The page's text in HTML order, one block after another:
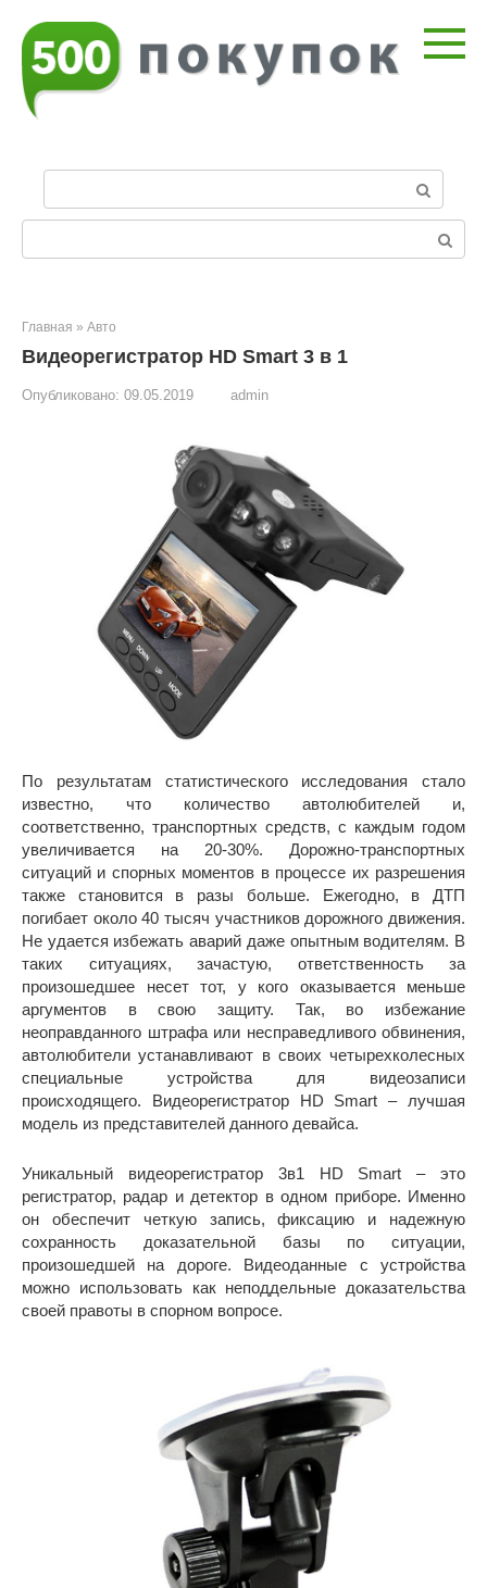
контенту
о
и
Главная » Авто
Видеорегистратор HD Smart 3 в 1
Опубликовано: 09.05.2019 admin
По результатам статистического исследования стало
известно, что количество автолюбителей и,
соответственно, транспортных средств, с каждым годом
увеличивается на 20-30%. Дорожно-транспортных
ситуаций и спорных моментов в процессе их разрешения
также становится в разы больше. Ежегодно, в ДТП
погибает около 40 тысяч участников дорожного движения.
Не удается избежать аварий даже опытным водителям. В
таких ситуациях, зачастую, ответственность за
произошедшее несет тот, у кого оказывается меньше
аргументов в свою защиту. Так, во избежание
неоправданного штрафа или несправедливого обвинения,
автолюбители устанавливают в своих четырехколесных
специальные устройства для видеозаписи
происходящего. Видеорегистратор HD Smart – лучшая
модель из представителей данного девайса.
Уникальный видеорегистратор 3в1 HD Smart – это
регистратор, радар и детектор в одном приборе. Именно
он обеспечит четкую запись, фиксацию и надежную
сохранность доказательной базы по ситуации,
произошедшей на дороге. Видеоданные с устройства
можно использовать как неподдельные доказательства
своей правоты в спорном вопросе.